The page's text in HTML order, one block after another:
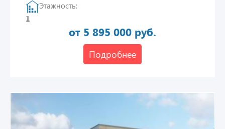
Этажность:
1
от 5 895 000 руб.
Подробнее